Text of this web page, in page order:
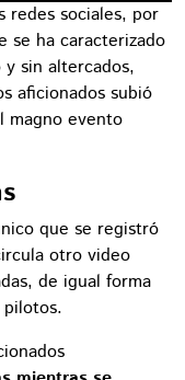
redes sociales, por
se ha caracterizado
sin altercados,
aficionados subió
magno evento
que se registró
otro video
de igual forma